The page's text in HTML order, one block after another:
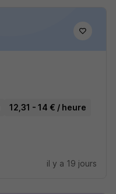
12,31 - 14 € / heure
il y a 19 jours